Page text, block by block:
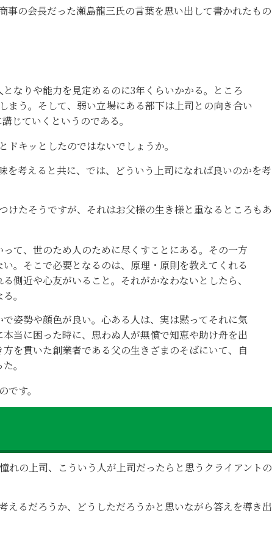
事の会長だった瀬島龍三氏の言葉を思い出して書かれたもの
なりや能力を見定めるのに3年くらいかかる。ところ
まう。そして、弱い立場にある部下は上司との向き合い
じていくというのである。
ドキッとしたのではないでしょうか。
を考えると共に、では、どういう上司になれば良いのかを考
けたそうですが、それはお父様の生き様と重なるところもあ
て、世のため人のために尽くすことにある。その一方
。そこで必要となるのは、原理・原則を教えてくれる
側近や心友がいること。それがかなわないとしたら、
。
姿勢や顔色が良い。心ある人は、実は黙ってそれに気
当に困った時に、思わぬ人が無償で知恵や助け舟を出
を貫いた創業者である父の生きざまのそばにいて、自
。
す。
れの上司、こういう人が上司だったらと思うクライアントの
えるだろうか、どうしただろうかと思いながら答えを導き出